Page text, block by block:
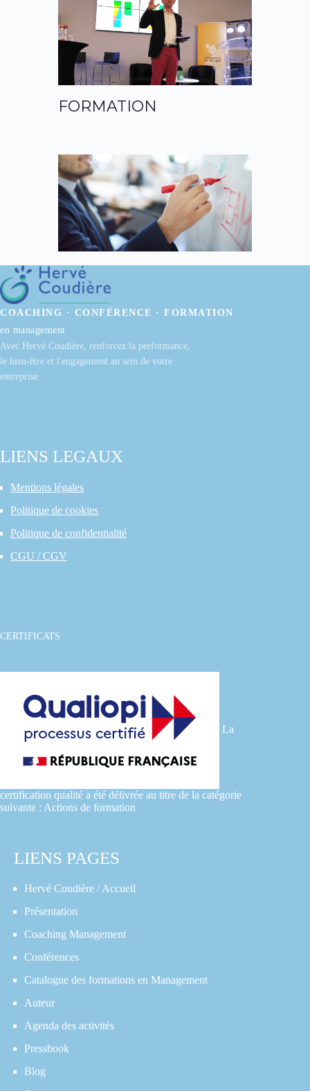
FORMATION
COACHING · CONFÉRENCE · FORMATION
en management
Avec Hervé Coudière, renforcez la performance,
le bien-être et l'engagement au sein de votre
entreprise.
LIENS LEGAUX
Mentions légales
Politique de cookies
Politique de confidentialité
CGU / CGV
CERTIFICATS
La
certification qualité a été délivrée au titre de la catégorie
suivante : Actions de formation
LIENS PAGES
Hervé Coudière / Accueil
Présentation
Coaching Management
Conférences
Catalogue des formations en Management
Auteur
Agenda des activités
Pressbook
Blog